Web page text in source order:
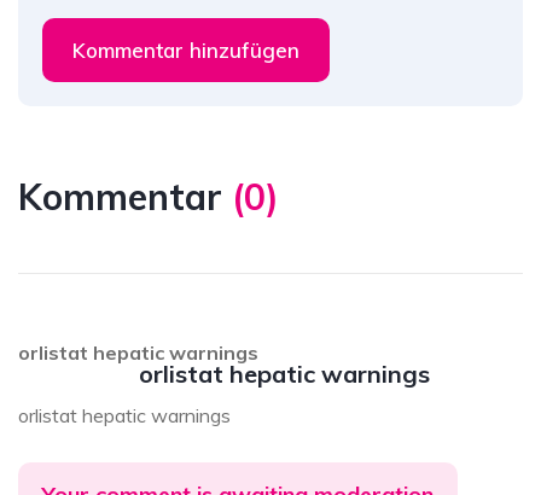
Kommentar hinzufügen
Kommentar (0)
orlistat hepatic warnings
orlistat hepatic warnings
orlistat hepatic warnings